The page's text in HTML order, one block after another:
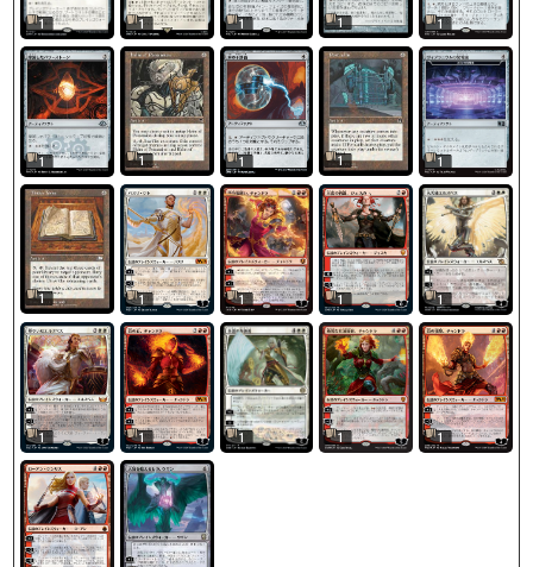
1 1 1 1 1
1 1 1 1 1
1 1 1 1 1
1 1 1 1 1